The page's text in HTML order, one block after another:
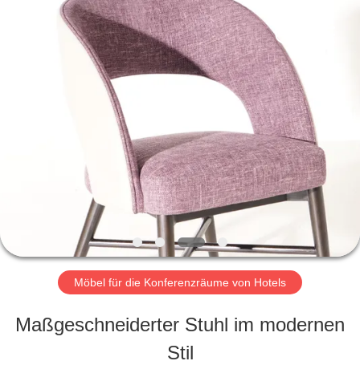
PRODUKTE
VIDEOS
SHOW
Möbel für die Konferenzräume von Hotels
Maßgeschneiderter Stuhl im modernen
Stil